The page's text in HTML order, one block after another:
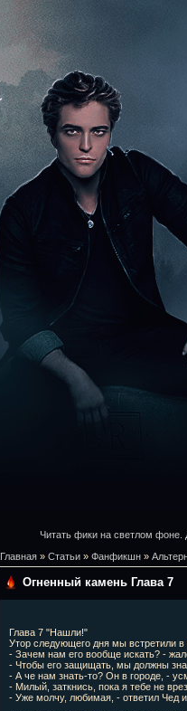
Читать фики на светлом фоне.
Главная » Статьи » Фанфикшн »
Огненный камень Глава 7
Глава 7 "Нашли!"
Утор следующего дня мы встретили
- Зачем нам его вообще искать? -
- Чтобы его защищать, мы должны
- А че нам знать-то? Он в городе, -
- Милый, заткнись, пока я тебе не
- Уже молчу, любимая, - ответил Чед и